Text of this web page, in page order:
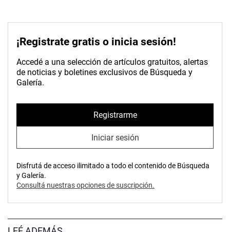
¡Registrate gratis o inicia sesión!
Accedé a una selección de artículos gratuitos, alertas
de noticias y boletines exclusivos de Búsqueda y
Galería.
Registrarme
Iniciar sesión
Disfrutá de acceso ilimitado a todo el contenido de Búsqueda
y Galería.
Consultá nuestras opciones de suscripción.